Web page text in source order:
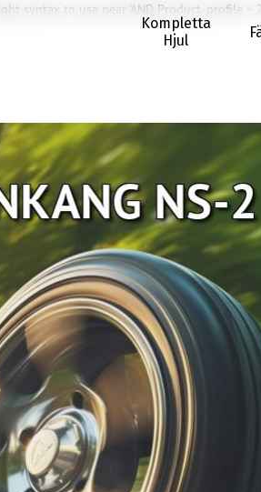
Kompletta
Hjul
to use near 'AND Product_profile =